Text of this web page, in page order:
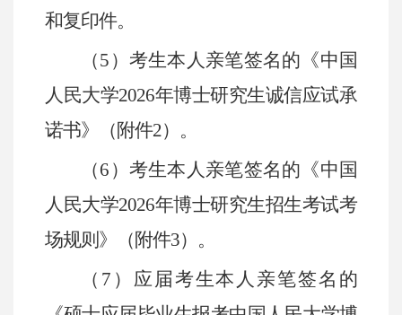
和复印件。
（5 ）考生本人亲笔签名的《中国
人民大学2026年博士研究生诚信应试承
诺书》（附件2）。
（6 ）考生本人亲笔签名的《中国
人民大学2026年博士研究生招生考试考
场规则》（附件3）。
（ 7）应届考生本人亲笔签名的